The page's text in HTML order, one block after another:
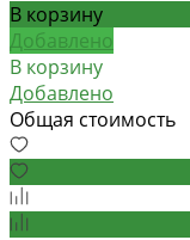
В корзину
Добавлено
В корзину
Добавлено
Общая стоимость